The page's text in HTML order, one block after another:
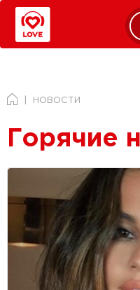
НОВОСТИ
Горячие